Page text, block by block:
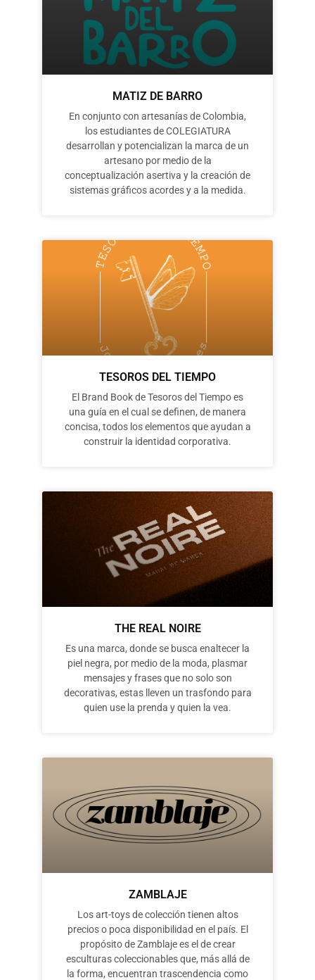
MATIZ DE BARRO
En conjunto con artesanías de Colombia,
los estudiantes de COLEGIATURA
desarrollan y potencializan la marca de un
artesano por medio de la
conceptualización asertiva y la creación de
sistemas gráficos acordes y a la medida.
TESOROS DEL TIEMPO
El Brand Book de Tesoros del Tiempo es
una guía en el cual se definen, de manera
concisa, todos los elementos que ayudan a
construir la identidad corporativa.
THE REAL NOIRE
Es una marca, donde se busca enaltecer la
piel negra, por medio de la moda, plasmar
mensajes y frases que no solo son
decorativas, estas lleven un trasfondo para
quien use la prenda y quien la vea.
ZAMBLAJE
Los art-toys de colección tienen altos
precios o poca disponibilidad en el país. El
propósito de Zamblaje es el de crear
esculturas coleccionables que, más allá de
la forma, encuentran trascendencia como